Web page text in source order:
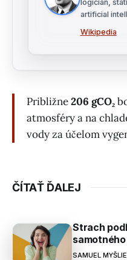
logician,
artificial
Wikipedia
Približne206 gCO₂
atmosféry a na
vody za účelom
ČÍTAŤ ĎALEJ
Strach
SAMUEL